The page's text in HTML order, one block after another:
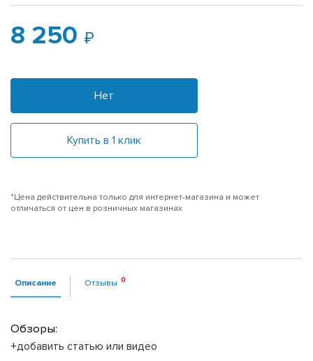
8 250
Нет
Купить в 1 клик
*Цена действительна только для интернет-магазина и может
отличаться от цен в розничных магазинах
Описание Отзывы
Обзоры:
+добавить статью или видео